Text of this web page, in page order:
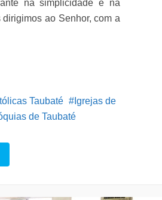
na simplicidade e na
ao Senhor, com a
Taubaté
Igrejas de
de Taubaté